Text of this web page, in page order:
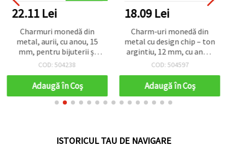
22.11 Lei
Charmuri monedă din
metal, aurii, cu anou, 15
mm, pentru bijuterii și
decorațiuni DIY — set 50
COD: 504238
Adaugă în Coş
18.09 Lei
Charm-uri monedă din
metal cu design chip – ton
argintiu, 12 mm, cu anou,
pachet 50 buc.
COD: 504597
Adaugă în Coş
ISTORICUL TAU DE NAVIGARE